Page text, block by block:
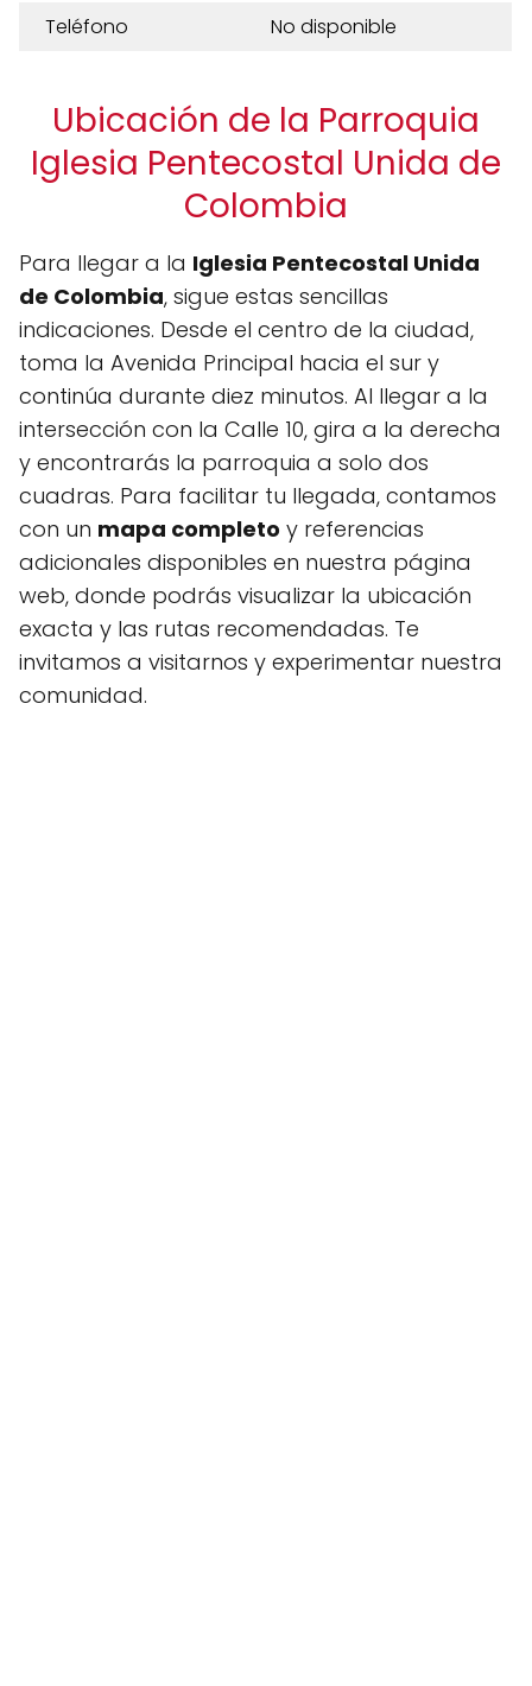
Teléfono No disponible
Ubicación de la Parroquia
Iglesia Pentecostal Unida de
Colombia
Para llegar a la Iglesia Pentecostal Unida
de Colombia, sigue estas sencillas
indicaciones. Desde el centro de la ciudad,
toma la Avenida Principal hacia el sur y
continúa durante diez minutos. Al llegar a la
intersección con la Calle 10, gira a la derecha
y encontrarás la parroquia a solo dos
cuadras. Para facilitar tu llegada, contamos
con un mapa completo y referencias
adicionales disponibles en nuestra página
web, donde podrás visualizar la ubicación
exacta y las rutas recomendadas. Te
invitamos a visitarnos y experimentar nuestra
comunidad.